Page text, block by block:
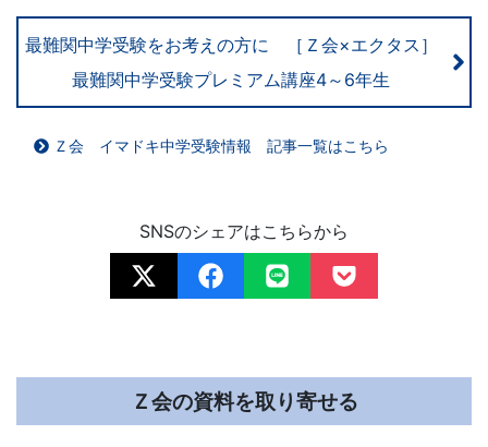
活
し
最難関中学受験をお考えの方に ［Ｚ会×エクタス］
最難関中学受験プレミアム講座4～6年生
Ｚ会 イマドキ中学受験情報 記事一覧はこちら
SNSのシェアはこちらから
Ｚ会の資料を取り寄せる